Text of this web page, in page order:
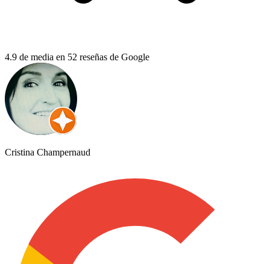
4.9 de media en 52 reseñas de Google
Cristina Champernaud